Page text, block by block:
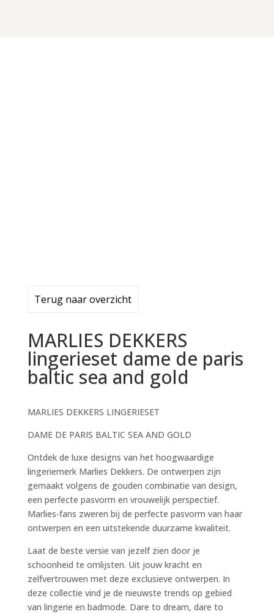
MARLIES DEKKERS
lingerieset dame de paris
baltic sea and gold
MARLIES DEKKERS LINGERIESET
DAME DE PARIS BALTIC SEA AND GOLD
Ontdek de luxe designs van het hoogwaardige
lingeriemerk Marlies Dekkers. De ontwerpen zijn
gemaakt volgens de gouden combinatie van design,
een perfecte pasvorm en vrouwelijk perspectief.
Marlies-fans zweren bij de perfecte pasvorm van haar
ontwerpen en een uitstekende duurzame kwaliteit.
Laat de beste versie van jezelf zien door je
schoonheid te omlijsten. Uit jouw kracht en
zelfvertrouwen met deze exclusieve ontwerpen. In
deze collectie vind je de nieuwste trends op gebied
van lingerie en badmode. Dare to dream, dare to